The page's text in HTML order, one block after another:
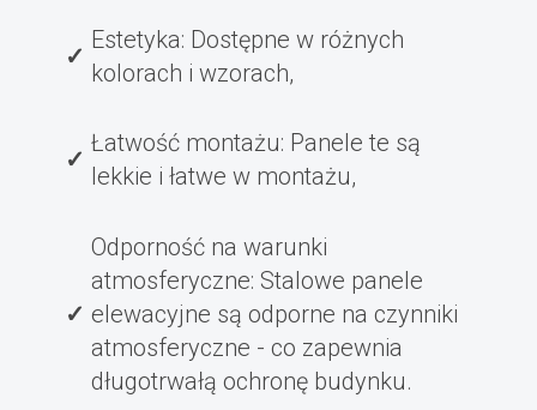
Estetyka: Dostępne w różnych
kolorach i wzorach,
Łatwość montażu: Panele te są
lekkie i łatwe w montażu,
Odporność na warunki
atmosferyczne: Stalowe panele
elewacyjne są odporne na czynniki
atmosferyczne - co zapewnia
długotrwałą ochronę budynku.